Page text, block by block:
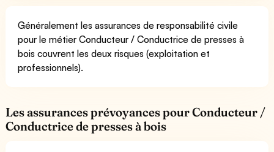
Généralement les assurances de responsabilité civile
pour le métier Conducteur / Conductrice de presses à
bois couvrent les deux risques (exploitation et
professionnels).
Les assurances prévoyances pour Conducteur /
Conductrice de presses à bois